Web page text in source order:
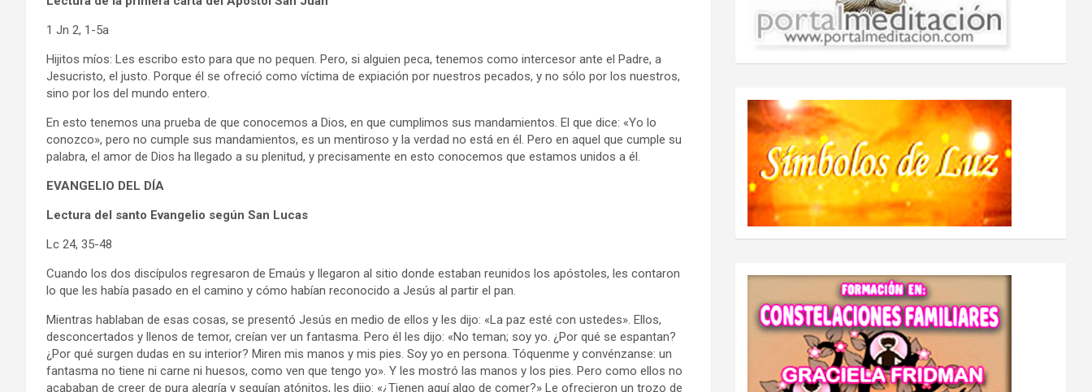
1 Jn 2, 1-5a
Hijitos míos: Les escribo esto para que no pequen. Pero, si alguien peca, tenemos como intercesor ante el Padre, a
Jesucristo, el justo. Porque él se ofreció como víctima de expiación por nuestros pecados, y no sólo por los nuestros,
sino por los del mundo entero.
En esto tenemos una prueba de que conocemos a Dios, en que cumplimos sus mandamientos. El que dice: «Yo lo
conozco», pero no cumple sus mandamientos, es un mentiroso y la verdad no está en él. Pero en aquel que cumple su
palabra, el amor de Dios ha llegado a su plenitud, y precisamente en esto conocemos que estamos unidos a él.
EVANGELIO DEL DÍA
Lectura del santo Evangelio según San Lucas
Lc 24, 35-48
Cuando los dos discípulos regresaron de Emaús y llegaron al sitio donde estaban reunidos los apóstoles, les contaron
lo que les había pasado en el camino y cómo habían reconocido a Jesús al partir el pan.
Mientras hablaban de esas cosas, se presentó Jesús en medio de ellos y les dijo: «La paz esté con ustedes». Ellos,
desconcertados y llenos de temor, creían ver un fantasma. Pero él les dijo: «No teman; soy yo. ¿Por qué se espantan?
¿Por qué surgen dudas en su interior? Miren mis manos y mis pies. Soy yo en persona. Tóquenme y convénzanse: un
fantasma no tiene ni carne ni huesos, como ven que tengo yo». Y les mostró las manos y los pies. Pero como ellos no
acababan de creer de pura alegría y seguían atónitos, les dijo: «¿Tienen aquí algo de comer?» Le ofrecieron un trozo de